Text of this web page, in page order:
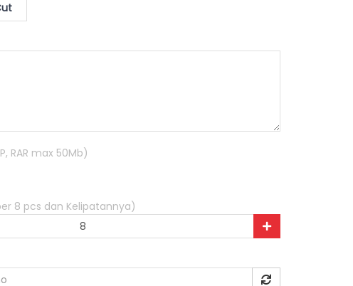
RAR max 50Mb)
8 pcs dan Kelipatannya)